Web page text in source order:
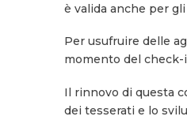
è valida anche per
Per usufruire delle
momento del check-
Il rinnovo di questa
dei tesserati e lo